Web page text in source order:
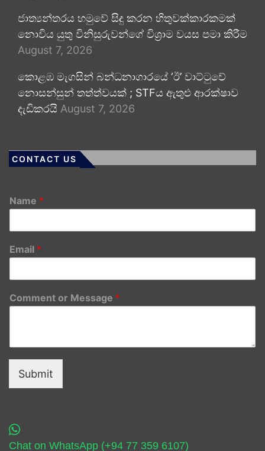
ජාත්‍යන්තරය හමුවේ සිදු කරන හිතුවක්කාරකමක්
නොවිය යුතු විනිසුරුවන්ගේ විශ්‍රාම වයස පමා කිරීම
August 7, 2026
කොළඹ මැගසින් බන්ධනාගාරයේ ‘ඊ’ වාට්ටුවේ
නොසන්සුන් තත්ත්වයක් ; STFය ඇතුළු ආරක්ෂාව
දැඩිකරයි August 7, 2026
CONTACT US
Name *
Email *
Comment or Message *
Submit
Chat on WhatsApp (+94 77 359 6107)